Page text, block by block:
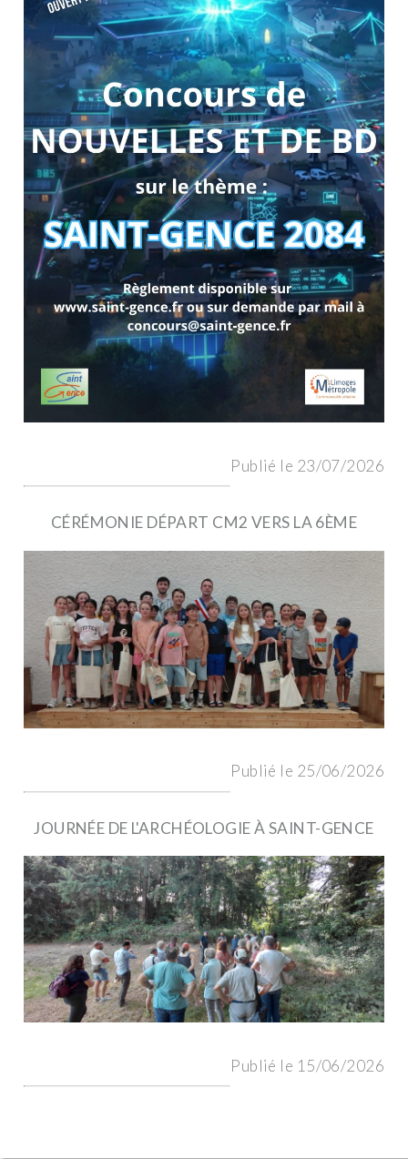
Publié le 23/07/2026
CÉRÉMONIE DÉPART CM2 VERS LA 6ÈME
Publié le 25/06/2026
JOURNÉE DE L'ARCHÉOLOGIE À SAINT-GENCE
Publié le 15/06/2026